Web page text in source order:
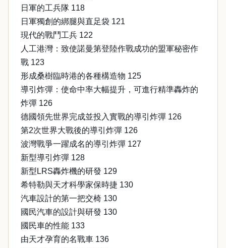
日軍的工兵隊 118
日軍獨創的綁腿與直足袋 121
現代的戰鬥工兵 122
人工港灣：致使諾曼第登陸作戰成功的盟軍秘密作
戰 123
形成桑樹臨時港的各種構造物 125
導引炸彈：使命中率大幅提升，可進行精準轟炸的
炸彈 126
德國領先世界完成並投入實戰的導引炸彈 126
第2次世界大戰後的導引炸彈 126
波灣戰爭一躍成名的導引炸彈 127
新型導引炸彈 128
新型LRS轟炸機的研發 129
希特勒與天才科學家保時捷 130
汽車設計的第一把交椅 130
國民汽車的設計與研發 130
國民車的性能 133
由天才孕育的名戰車 136